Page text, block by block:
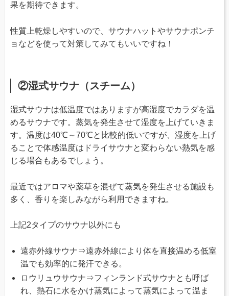
果を期待できます。
性質上乾燥しやすいので、サウナハットやサウナポンチ
ョなどを使って対策してみてもいいですね！
②湿式サウナ（スチーム）
湿式サウナは低温度ではありますが高湿度でカラダを温
めるサウナです。蒸気を発生させて湿度を上げていきま
す。温度は40℃～70℃と比較的低いですが、湿度を上げ
ることで体感温度はドライサウナと変わらない熱気を感
じる場合もあるでしょう。
最近ではアロマや薬草を混ぜて蒸気を発生させる施設も
多く、香りを楽しみながら利用できますね。
上記2タイプのサウナ以外にも
遠赤外線サウナ⇒遠赤外線により体を直接温める低室
温でも効率的に発汗できる。
ロウリュウサウナ⇒フィンランド式サウナとも呼ば
れ、熱石に水をかけ蒸気によって蒸気によって温ま